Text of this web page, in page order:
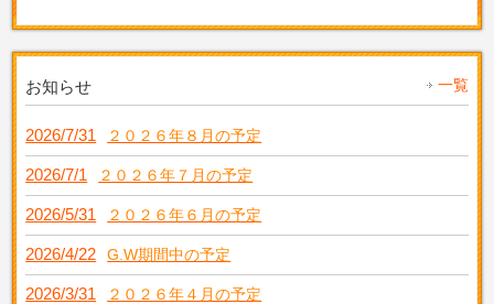
お知らせ 一覧
2026/7/31 ２０２６年８月の予定
2026/7/1 ２０２６年７月の予定
2026/5/31 ２０２６年６月の予定
2026/4/22 G.W期間中の予定
2026/3/31 ２０２６年４月の予定